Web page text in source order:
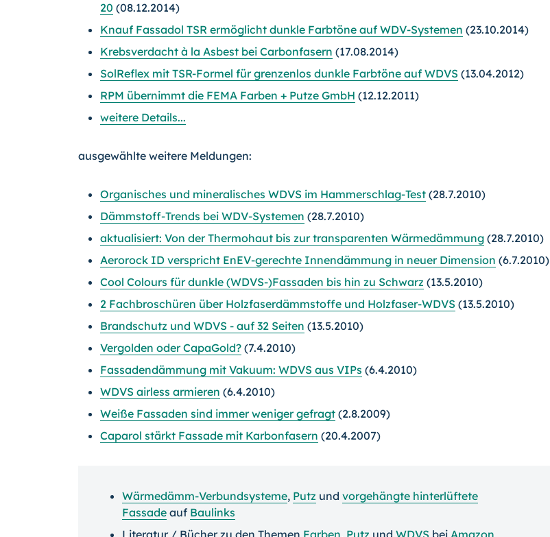
20 (08.12.2014)
Knauf Fassadol TSR ermöglicht dunkle Farbtöne auf WDV-Systemen (23.10.2014)
Krebsverdacht à la Asbest bei Carbonfasern (17.08.2014)
SolReflex mit TSR-Formel für grenzenlos dunkle Farbtöne auf WDVS (13.04.2012)
RPM übernimmt die FEMA Farben + Putze GmbH (12.12.2011)
weitere Details...
ausgewählte weitere Meldungen:
Organisches und mineralisches WDVS im Hammerschlag-Test (28.7.2010)
Dämmstoff-Trends bei WDV-Systemen (28.7.2010)
aktualisiert: Von der Thermohaut bis zur transparenten Wärmedämmung (28.7.2010)
Aerorock ID verspricht EnEV-gerechte Innendämmung in neuer Dimension (6.7.2010)
Cool Colours für dunkle (WDVS-)Fassaden bis hin zu Schwarz (13.5.2010)
2 Fachbroschüren über Holzfaserdämmstoffe und Holzfaser-WDVS (13.5.2010)
Brandschutz und WDVS - auf 32 Seiten (13.5.2010)
Vergolden oder CapaGold? (7.4.2010)
Fassadendämmung mit Vakuum: WDVS aus VIPs (6.4.2010)
WDVS airless armieren (6.4.2010)
Weiße Fassaden sind immer weniger gefragt (2.8.2009)
Caparol stärkt Fassade mit Karbonfasern (20.4.2007)
Wärmedämm-Verbundsysteme, Putz und vorgehängte hinterlüftete
Fassade auf Baulinks